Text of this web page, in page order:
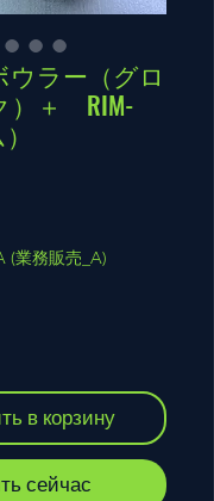
ラー（グロ
）＋ RIM-
(業務販売_A)
в корзину
сейчас